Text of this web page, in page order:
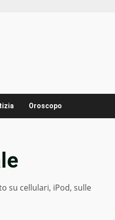
Oroscopo
su cellulari, iPod, sulle